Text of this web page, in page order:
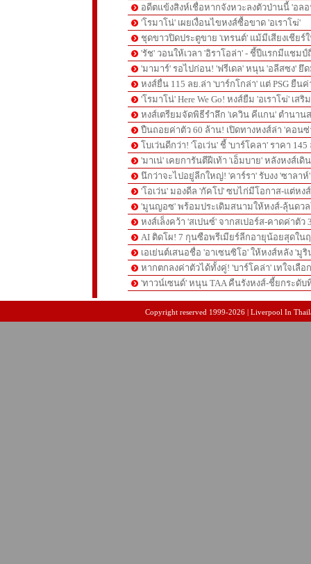
อดีตแข้งสิงห์เชื่อหากจังหวะลงตัวป่านนี้ 'อล
'โรมาโน่' เผยเงื่อนไขหงส์ซื้อขาด 'อเราโฆ่'
ชุดขาวปิดประตูขาย 'เทรนต์' แม้มีเสียงเชียร์
'รัช' วอนให้เวลา 'อิราโอล่า' - ชี้ปีแรกมีแชมป์
'มามาร์' รอไปก่อน! 'ฟรีเดล' หนุน 'อลีสซง' ยึ
หงส์ยื่น 115 ลย.ล่า 'บาร์กโกล่า' แต่ PSG ยืนค่
'โรมาโน่' Here We Go! หงส์ยืม 'อเราโฆ่' เสริ
หงส์เตรียมจัดพิธีรำลึก 'เควิน คีแกน' ตำนาน
ปืนถอยค่าตัว 60 ล้าน! เปิดทางหงส์ล่า 'คอนซ่
โบเว่นดีกว่า! 'โอเว่น' ชี้ 'บาร์โคลา' ราคา
'มาเน่' เคยการันตีฝีเท้า 'เอ็มบาย' หลังหงส์เดิ
นึกว่าจะไปอยู่ลีกใหญ่! 'คาร์รา' รับงง 'ซาลา
'โอเว่น' มองดีล 'กัคโป' ซบไก่มีโอกาส-แต่ห
'มูนญอซ' พร้อมประเดิมสนามให้หงส์-ลุ้นดว
หงส์เล็งคว้า 'สเปนซ์' จากสเปอร์ส-คาดค่าตัว
AI ติดโผ! 7 กุนซือพรีเมียร์ลีกอายุน้อยสุดใน
เอเย่นต์เสนอชื่อ 'อาเซนซิโอ' ให้หงส์หลัง 'มู
หากตกลงค่าตัวได้ทั้งคู่! 'บาร์โคล่า' เทใจเลือ
'ทาวน์เซนด์' หนุน TAA คืนรังหงส์-ชี้ยกระดั
Copyright reserved 1999-2026 | Liverpool In